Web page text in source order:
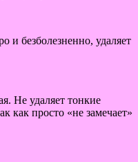
и безболезненно, удаляет
Не удаляет тонкие
как просто «не замечает»